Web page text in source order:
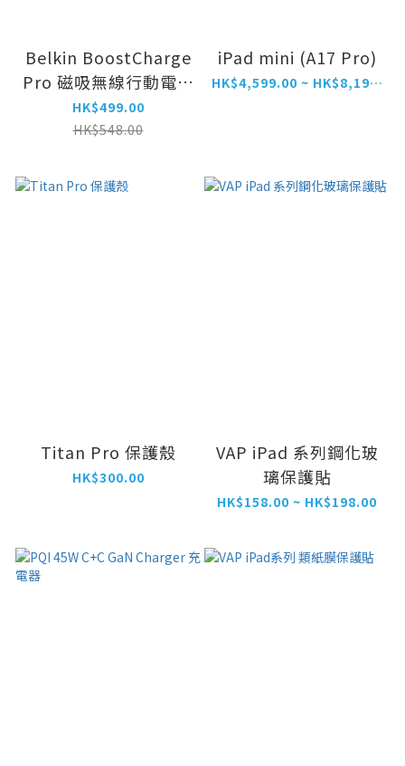
Belkin BoostCharge
Pro 磁吸無線行動電源
(Qi2 / 15W / 10K / 內
置支架)
HK$499.00
HK$548.00
iPad mini (A17 Pro)
HK$4,599.00 ~ HK$8,199.00
Titan Pro 保護殼
HK$300.00
VAP iPad 系列鋼化玻
璃保護貼
HK$158.00 ~ HK$198.00